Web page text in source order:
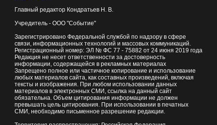
Главный редактор Кондратьев Н. В.
Учредитель - ООО "Событие"
Зарегистрировано Федеральной службой по надзору в сфере
связи, информационных технологий и массовых коммуникаций.
Регистрационный номер: ЭЛ № ФС 77 - 75882 от 24 июня 2019 года
Редакция не несет ответственности за достоверность
информации, содержащейся в рекламных материалах
Запрещено полное или частичное копирование и использование
любых материалов сайта, как составных произведений, включая
тексты и изображения. При любом использовании данных
материалов в электронных СМИ, ссылка на данный сайт
обязательна. Объем цитирования информации не должен
превышать цель цитирования. При использовании в печатных
СМИ, необходимо письменное разрешение редакции.